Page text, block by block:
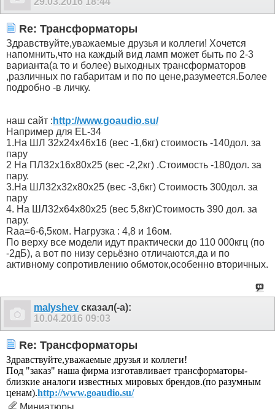
Re: Трансформаторы
Здравствуйте,уважаемые друзья и коллеги! Хочется
напомнить,что на каждый вид ламп может быть по 2-3
варианта(а то и более) выходных трансформаторов
,различных по габаритам и по по цене,разумеется.Более
подробно -в личку.
наш сайт : http://www.goaudio.su/
Например для EL-34
1.На ШЛ 32х24х46х16 (вес -1,6кг) стоимость -140дол. за
пару
2 На ПЛ32х16х80х25 (вес -2,2кг) .Стоимость -180дол. за
пару.
3.На ШЛ32х32х80х25 (вес -3,6кг) Стоимость 300дол. за
пару
4. На ШЛ32х64х80х25 (вес 5,8кг)Стоимость 390 дол. за
пару.
Raa=6-6,5ком. Нагрузка : 4,8 и 16ом.
По верху все модели идут практически до 110 000кгц (по
-2дБ), а вот по низу серьёзно отличаются,да и по
активному сопротивлению обмоток,особенно вторичных.
malyshev сказал(-а):
10.04.2016 09:03
Re: Трансформаторы
Здравствуйте,уважаемые друзья и коллеги!
Под "заказ" наша фирма изготавливает трансформаторы-
близкие аналоги известных мировых брендов.(по разумным
ценам).http://www.goaudio.su/